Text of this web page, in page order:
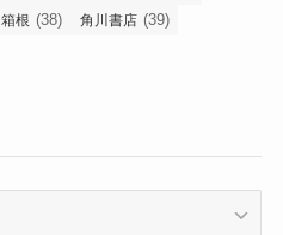
箱根 (38) 角川書店 (39)